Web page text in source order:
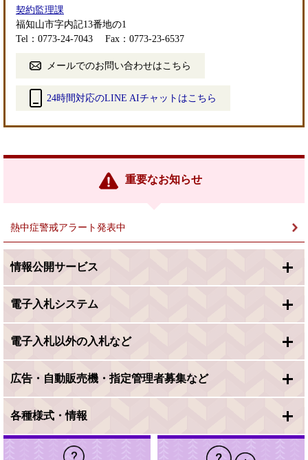
契約監理課
福知山市字内記13番地の1
Tel：0773-24-7043
Fax：0773-23-6537
メールでのお問い合わせはこちら
24時間対応のLINE AIチャットはこちら
リ
重要なお知らせ
熱中症警戒アラート発表中
情報公開サービス
電子入札システム
電子入札以外の入札など
広告・自動販売機・指定管理者募集など
各種様式・情報